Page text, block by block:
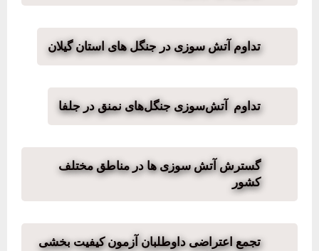
تداوم آتش سوزی در جنگل های استان گیلان
تداوم آتش‌سوزی جنگل‌های نمنق در جلفا
گسترش آتش سوزی ها در مناطق مختلف
کشور
تجمع اعتراضی داوطلبان آزمون کیفیت بخشی